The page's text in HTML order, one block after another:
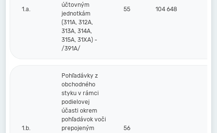
1.a.
účtovným
jednotkám
(311A, 312A,
313A, 314A,
315A, 31XA) -
/391A/
55 104 648
1.b.
Pohľadávky z
obchodného
styku v rámci
podielovej
účasti okrem
pohľadávok voči
prepojeným
56